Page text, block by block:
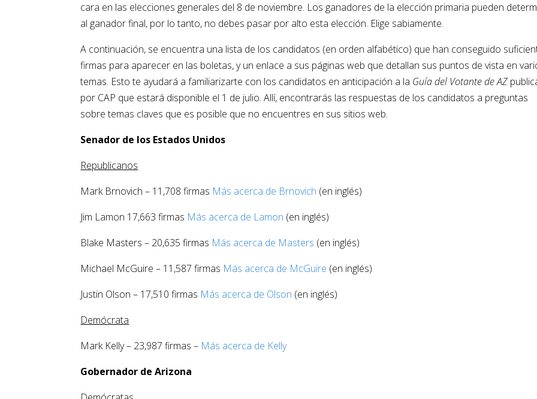
cara en las elecciones generales del 8 de noviembre. Los ganadores de la elección primaria pueden
al ganador final, por lo tanto, no debes pasar por alto esta elección. Elige sabiamente.
A continuación, se encuentra una lista de los candidatos (en orden alfabético) que han conseguido
firmas para aparecer en las boletas, y un enlace a sus páginas web que detallan sus puntos de vista en
temas. Esto te ayudará a familiarizarte con los candidatos en anticipación a la Guía del Votante de AZ
por CAP que estará disponible el 1 de julio. Allí, encontrarás las respuestas de los candidatos a preguntas
sobre temas claves que es posible que no encuentres en sus sitios web.
Senador de los Estados Unidos
Republicanos
Mark Brnovich – 11,708 firmas Más acerca de Brnovich (en inglés)
Jim Lamon 17,663 firmas Más acerca de Lamon (en inglés)
Blake Masters – 20,635 firmas Más acerca de Masters (en inglés)
Michael McGuire – 11,587 firmas Más acerca de McGuire (en inglés)
Justin Olson – 17,510 firmas Más acerca de Olson (en inglés)
Demócrata
Mark Kelly – 23,987 firmas – Más acerca de Kelly
Gobernador de Arizona